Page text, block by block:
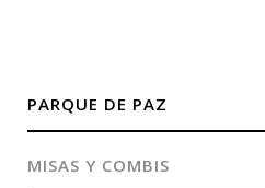
PARQUE DE PAZ
MISAS Y COMBIS